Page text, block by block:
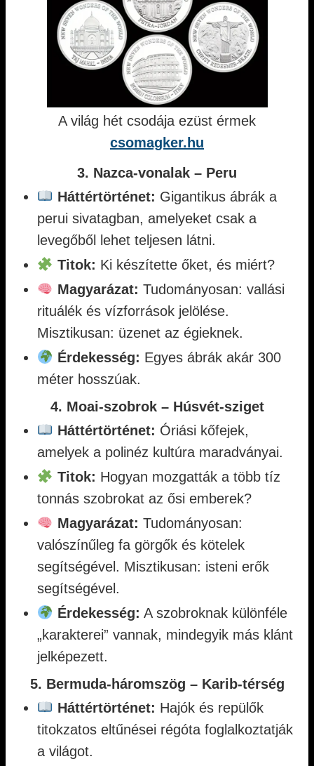
A világ hét csodája ezüst érmek
csomagker.hu
3. Nazca-vonalak – Peru
Háttértörténet: Gigantikus ábrák a
perui sivatagban, amelyeket csak a
levegőből lehet teljesen látni.
Titok: Ki készítette őket, és miért?
Magyarázat: Tudományosan: vallási
rituálék és vízforrások jelölése.
Misztikusan: üzenet az égieknek.
Érdekesség: Egyes ábrák akár 300
méter hosszúak.
4. Moai-szobrok – Húsvét-sziget
Háttértörténet: Óriási kőfejek,
amelyek a polinéz kultúra maradványai.
Titok: Hogyan mozgatták a több tíz
tonnás szobrokat az ősi emberek?
Magyarázat: Tudományosan:
valószínűleg fa görgők és kötelek
segítségével. Misztikusan: isteni erők
segítségével.
Érdekesség: A szobroknak különféle
„karakterei” vannak, mindegyik más klánt
jelképezett.
5. Bermuda-háromszög – Karib-térség
Háttértörténet: Hajók és repülők
titokzatos eltűnései régóta foglalkoztatják
a világot.